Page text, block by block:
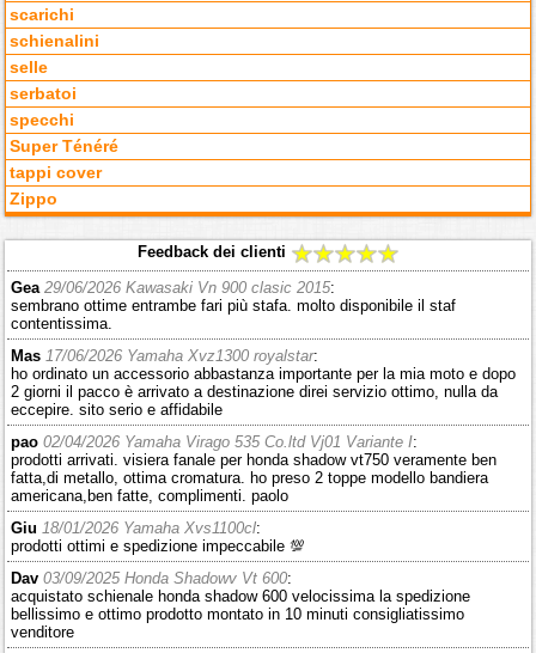
scarichi
schienalini
selle
serbatoi
specchi
Super Ténéré
tappi cover
Zippo
Feedback dei clienti
Gea 29/06/2026 Kawasaki Vn 900 clasic 2015:
sembrano ottime entrambe fari più stafa. molto disponibile il staf
contentissima.
Mas 17/06/2026 Yamaha Xvz1300 royalstar:
ho ordinato un accessorio abbastanza importante per la mia moto e dopo
2 giorni il pacco è arrivato a destinazione direi servizio ottimo, nulla da
eccepire. sito serio e affidabile
pao 02/04/2026 Yamaha Virago 535 Co.ltd Vj01 Variante I:
prodotti arrivati. visiera fanale per honda shadow vt750 veramente ben
fatta,di metallo, ottima cromatura. ho preso 2 toppe modello bandiera
americana,ben fatte, complimenti. paolo
Giu 18/01/2026 Yamaha Xvs1100cl:
prodotti ottimi e spedizione impeccabile 💯
Dav 03/09/2025 Honda Shadowv Vt 600:
acquistato schienale honda shadow 600 velocissima la spedizione
bellissimo e ottimo prodotto montato in 10 minuti consigliatissimo
venditore